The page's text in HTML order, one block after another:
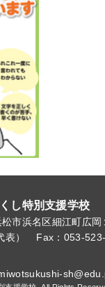
し特別支援学校
市浜名区細江町広岡
）
Fax：053-